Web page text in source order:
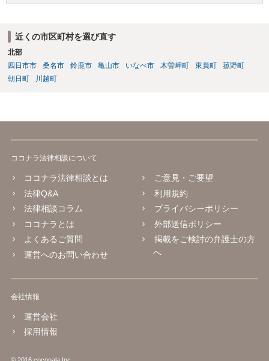
わかりませんので、何ともいえません。 事態がそこまで深刻化してい
近くの市区町村を選び直す
北部
四日市市
桑名市 鈴鹿市 亀山市 いなべ市 木曽岬町 東員町
菰野町
朝日町
川越町
ココナラ法律相談について
ココナラ法律相談とは
法律Q&A
法律相談コラム
ココナラとは
よくあるご質問
運営へのお問い合わせ
ご意見・ご要望
利用規約
プライバシーポリシー
外部送信ポリシー
掲載をご検討の弁護士の方
へ
会社情報
運営会社
採用情報